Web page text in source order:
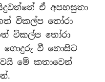
ඒ අපහසුතා
විකල්ප තෝරා
විකල්ප තෝරා
ගොදුරු වී නොසිට
මේ කතාවෙන්